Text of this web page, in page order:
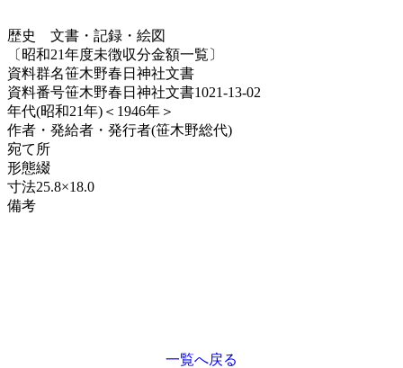
歴史
文書・記録・絵図
〔昭和21年度未徴収分金額一覧〕
資料群名笹木野春日神社文書
資料番号笹木野春日神社文書1021-13-02
年代(昭和21年)＜1946年＞
作者・発給者・発行者(笹木野総代)
宛て所
形態綴
寸法25.8×18.0
備考
一覧へ戻る